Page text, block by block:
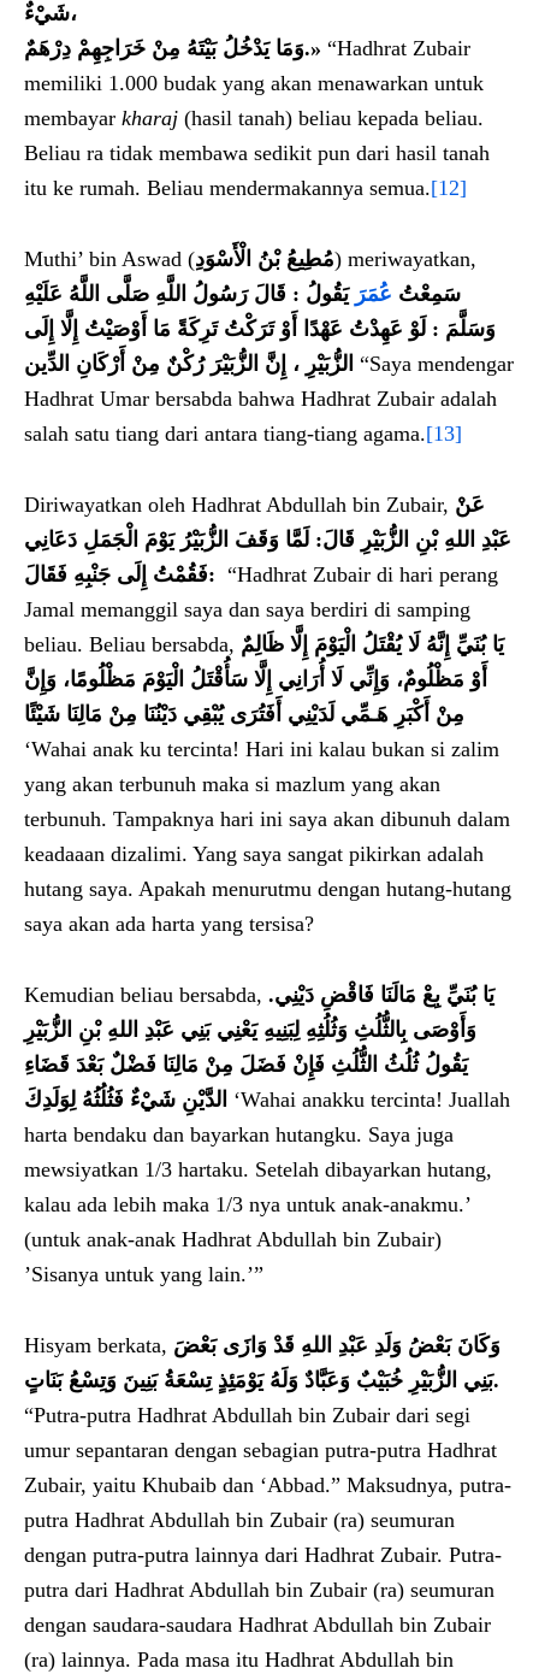
شَيْءٌ،
وَمَا يَدْخُلُ بَيْتَهُ مِنْ خَرَاجِهِمْ دِرْهَمٌ.» “Hadhrat Zubair
memiliki 1.000 budak yang akan menawarkan untuk
membayar kharaj (hasil tanah) beliau kepada beliau.
Beliau ra tidak membawa sedikit pun dari hasil tanah
itu ke rumah. Beliau mendermakannya semua.[12]
Muthi’ bin Aswad (مُطِيعُ بْنُ الْأَسْوَدِ) meriwayatkan,
سَمِعْتُ عُمَرَيَقُولُ : قَالَ رَسُولُ اللَّهِ صَلَّى اللَّهُ عَلَيْهِ
وَسَلَّمَ : لَوْ عَهِدْتُ عَهْدًا أَوْ تَرَكْتُ تَرِكَةً مَا أَوْصَيْتُ إِلَّا إِلَى
الزُّبَيْرِ ، إِنَّ الزُّبَيْرَ رُكْنٌ مِنْ أَرْكَانِ الدِّين “Saya mendengar
Hadhrat Umar bersabda bahwa Hadhrat Zubair adalah
salah satu tiang dari antara tiang-tiang agama.[13]
Diriwayatkan oleh Hadhrat Abdullah bin Zubair, عَنْ
عَبْدِ اللهِ بْنِ الزُّبَيْرِ قَالَ: لَمَّا وَقَفَ الزُّبَيْرُ يَوْمَ الْجَمَلِ دَعَانِي
فَقُمْتُ إِلَى جَنْبِهِ فَقَالَ: “Hadhrat Zubair di hari perang
Jamal memanggil saya dan saya berdiri di samping
beliau. Beliau bersabda, يَا بُنَيِّ إِنَّهُ لَا يُقْتَلُ الْيَوْمَ إِلَّا ظَالِمٌ
أَوْ مَظْلُومٌ، وَإِنِّي لَا أُرَانِي إِلَّا سَأُقْتَلُ الْيَوْمَ مَظْلُومًا، وَإِنَّ
مِنْ أَكْبَرِ هَـمِّي لَدَيْنِي أَفَتُرَى يُبْقِي دَيْنُنَا مِنْ مَالِنَا شَيْئًا
‘Wahai anak ku tercinta! Hari ini kalau bukan si zalim
yang akan terbunuh maka si mazlum yang akan
terbunuh. Tampaknya hari ini saya akan dibunuh dalam
keadaaan dizalimi. Yang saya sangat pikirkan adalah
hutang saya. Apakah menurutmu dengan hutang-hutang
saya akan ada harta yang tersisa?
Kemudian beliau bersabda, يَا بُنَيِّ بِعْ مَالَنَا فَاقْضِ دَيْنِي.
وَأَوْصَى بِالثُّلُثِ وَثُلُثِهِ لِبَنِيهِ يَعْنِي بَنِي عَبْدِ اللهِ بْنِ الزُّبَيْرِ
يَقُولُ ثُلُثُ الثُّلُثِ فَإِنْ فَضَلَ مِنْ مَالِنَا فَضْلٌ بَعْدَ قَضَاءِ
الدَّيْنِ شَيْءٌ فَثُلُثُهُ لِوَلَدِكَ ‘Wahai anakku tercinta! Juallah
harta bendaku dan bayarkan hutangku. Saya juga
mewsiyatkan 1/3 hartaku. Setelah dibayarkan hutang,
kalau ada lebih maka 1/3 nya untuk anak-anakmu.’
(untuk anak-anak Hadhrat Abdullah bin Zubair)
’Sisanya untuk yang lain.’”
Hisyam berkata, وَكَانَ بَعْضُ وَلَدِ عَبْدِ اللهِ قَدْ وَازَى بَعْضَ
بَنِي الزُّبَيْرِ خُبَيْبٌ وَعَبَّادٌ وَلَهُ يَوْمَئِذٍ تِسْعَةُ بَنِينَ وَتِسْعُ بَنَاتٍ.
“Putra-putra Hadhrat Abdullah bin Zubair dari segi
umur sepantaran dengan sebagian putra-putra Hadhrat
Zubair, yaitu Khubaib dan ‘Abbad.” Maksudnya, putra-
putra Hadhrat Abdullah bin Zubair (ra) seumuran
dengan putra-putra lainnya dari Hadhrat Zubair. Putra-
putra dari Hadhrat Abdullah bin Zubair (ra) seumuran
dengan saudara-saudara Hadhrat Abdullah bin Zubair
(ra) lainnya. Pada masa itu Hadhrat Abdullah bin